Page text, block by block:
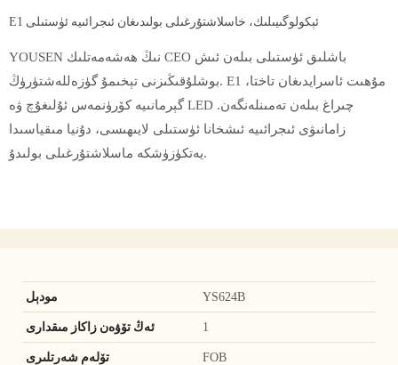
E1 ئېكولوگىيىلىك، خاسلاشتۇرغىلى بولىدىغان ئىجرائىيە ئۈستىلى
YOUSEN نىڭ ھەشەمەتلىك CEO باشلىق ئۈستىلى بىلەن ئىش
بوشلۇقىڭىزنى تېخىمۇ گۈزەللەشتۈرۈڭ. E1 مۇھىت ئاسرايدىغان تاختا،
گېرمانىيە كۆرۈنمەس ئۇلىغۇچ ۋە LED چىراغ بىلەن تەمىنلەنگەن.
زامانىۋى ئىجرائىيە ئىشخانا ئۈستىلى لايىھىسى، دۇنيا مىقياسىدا
يەتكۈزۈشكە ماسلاشتۇرغىلى بولىدۇ.
مودېل YS624B
ئەڭ تۆۋەن زاكاز مىقدارى 1
تۆلەم شەرتلىرى FOB